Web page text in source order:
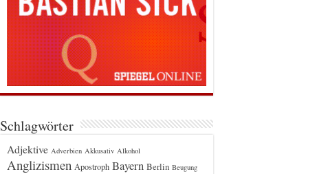
Schlagwörter
Adjektive Adverbien Akkusativ Alkohol
Anglizismen Apostroph Bayern Berlin Beugung